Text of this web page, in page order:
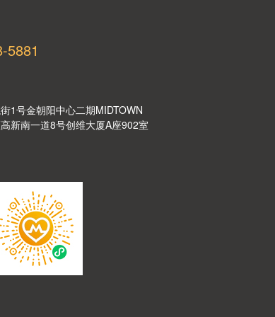
5881
1号金朝阳中心二期MIDTOWN
新南一道8号创维大厦A座902室